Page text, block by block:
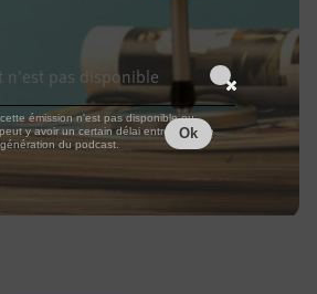
n'est pas disponible
émission n'est pas disponible ou
y avoir un certain délai entre la fin de
du podcast.
Ok